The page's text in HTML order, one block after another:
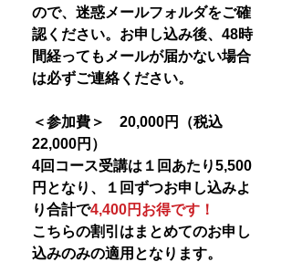
ので、迷惑メールフォルダをご確
認ください。お申し込み後、48時
間経ってもメールが届かない場合
は必ずご連絡ください。
＜参加費＞ 20,000円（税込
22,000円）
4回コース受講は１回あたり5,500
円となり、１回ずつお申し込みよ
り合計で4,400円お得です！
こちらの割引はまとめてのお申し
込みのみの適用となります。